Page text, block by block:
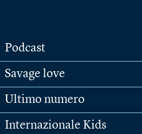
Podcast
Savage love
Ultimo numero
Internazionale Kids